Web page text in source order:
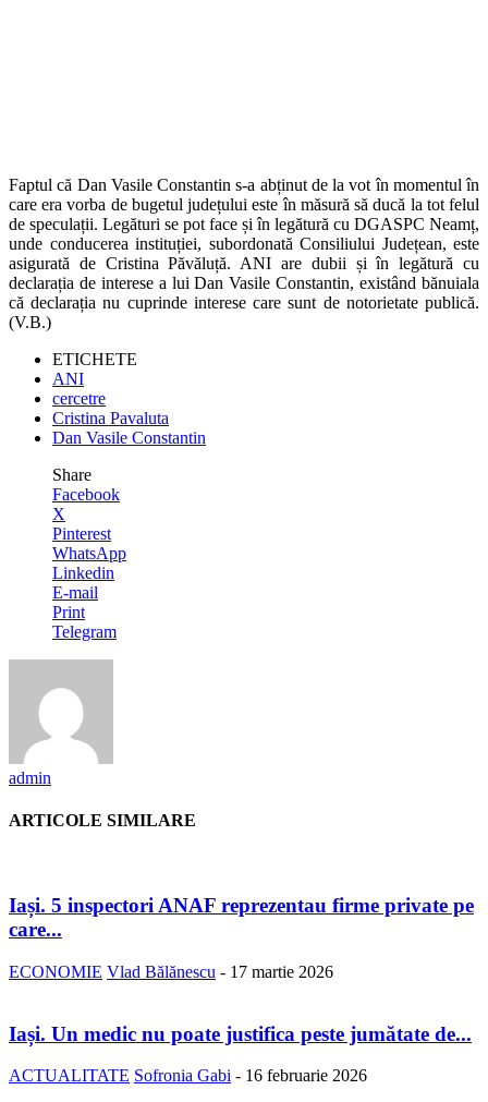
Faptul că Dan Vasile Constantin s-a abținut de la vot în momentul în
care era vorba de bugetul județului este în măsură să ducă la tot felul
de speculații. Legături se pot face și în legătură cu DGASPC Neamț,
unde conducerea instituției, subordonată Consiliului Județean, este
asigurată de Cristina Păvăluță. ANI are dubii și în legătură cu
declarația de interese a lui Dan Vasile Constantin, existând bănuiala
că declarația nu cuprinde interese care sunt de notorietate publică.
(V.B.)
ETICHETE
ANI
cercetre
Cristina Pavaluta
Dan Vasile Constantin
Share
Facebook
X
Pinterest
WhatsApp
Linkedin
E-mail
Print
Telegram
admin
ARTICOLE SIMILARE
Iași. 5 inspectori ANAF reprezentau firme private pe
care...
ECONOMIE Vlad Bălănescu - 17 martie 2026
Iași. Un medic nu poate justifica peste jumătate de...
ACTUALITATE Sofronia Gabi - 16 februarie 2026